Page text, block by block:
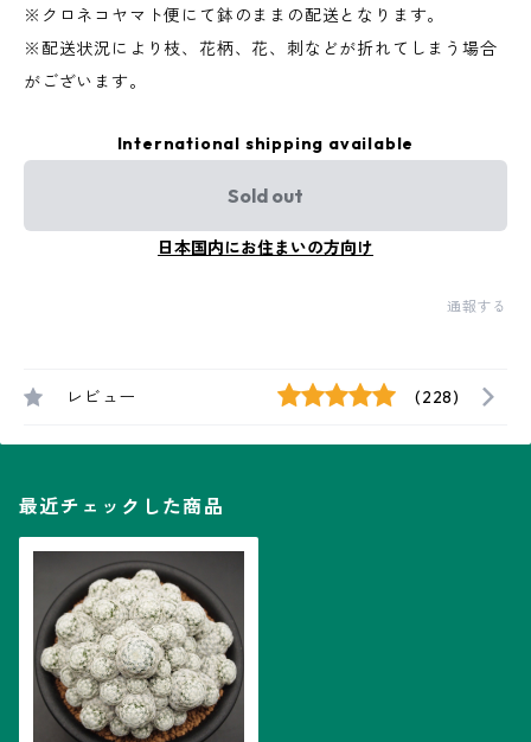
※クロネコヤマト便にて鉢のままの配送となります。
※配送状況により枝、花柄、花、刺などが折れてしまう場合
がございます。
International shipping available
Sold out
日本国内にお住まいの方向け
通報する
レビュー (228)
最近チェックした商品